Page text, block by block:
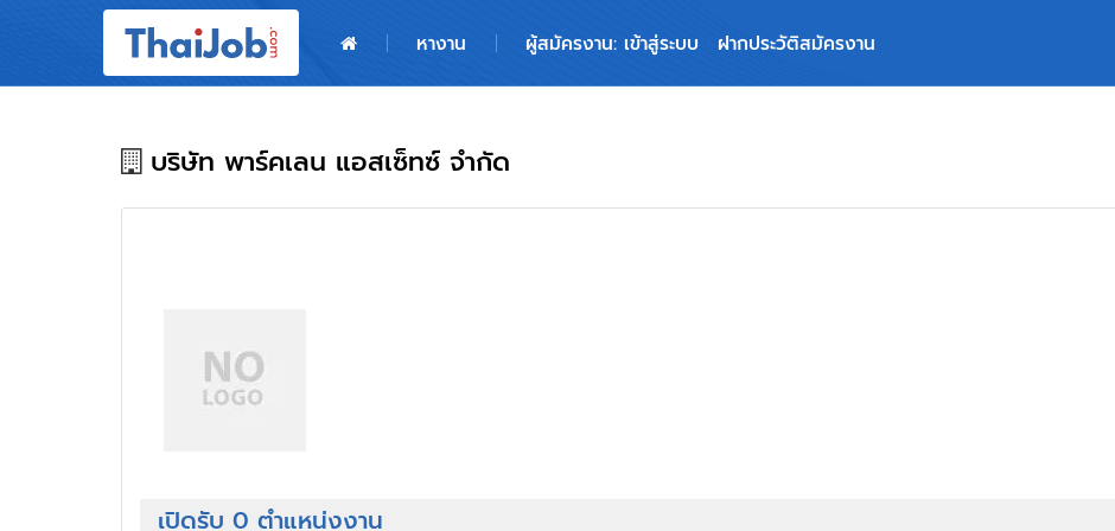
หางาน ผู้สมัครงาน: เข้าสู่ระบบ ฝากประวัติสมัครงาน
ผู้สมัครงาน: เข้าสู่ระบบ
บริษัท พาร์คเลน แอสเซ็ทซ์ จำกัด
เปิดรับ 0 ตำแหน่งงาน